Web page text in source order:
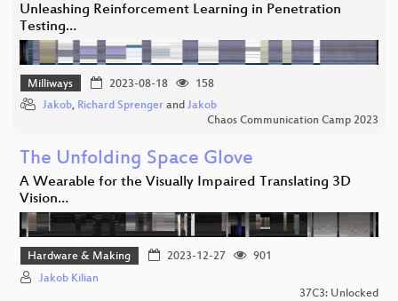
Unleashing Reinforcement Learning in Penetration
Testing…
Milliways 2023-08-18
158
Jakob, Richard Sprenger and Jakob
Chaos Communication Camp 2023
The Unfolding Space Glove
A Wearable for the Visually Impaired Translating 3D
Vision…
Hardware & Making 2023-12-27
901
Jakob Kilian
37C3: Unlocked